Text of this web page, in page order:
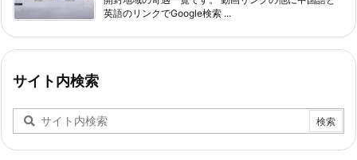
英語のリンクでGoogle検索 ...
サイト内検索